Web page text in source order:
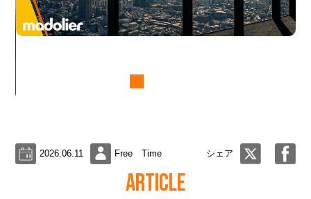
2026.06.11 Free Time シェア
ARTICLE